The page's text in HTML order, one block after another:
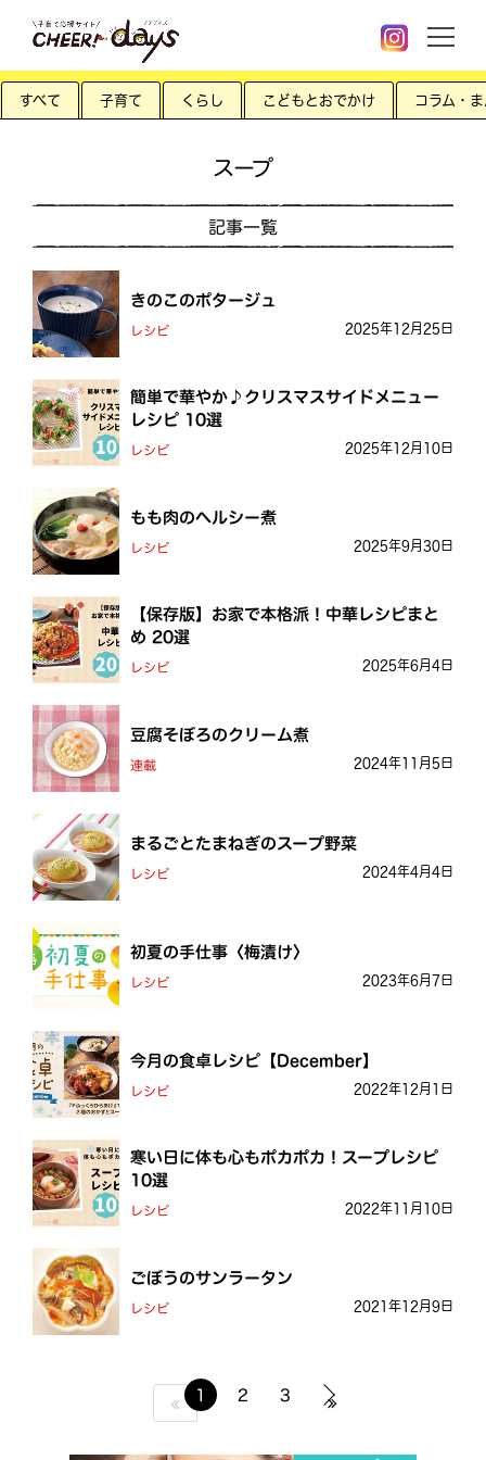
すべて 子育て くらし こどもとおでかけ コラム・
スープ
記事一覧
きのこのポタージュ
レシピ 2025年12月25日
簡単で華やか♪クリスマスサイドメニュー
レシピ 10選
レシピ 2025年12月10日
もも肉のヘルシー煮
レシピ 2025年9月30日
【保存版】お家で本格派！中華レシピまと
め 20選
レシピ 2025年6月4日
豆腐そぼろのクリーム煮
連載 2024年11月5日
まるごとたまねぎのスープ野菜
レシピ 2024年4月4日
初夏の手仕事〈梅漬け〉
レシピ 2023年6月7日
今月の食卓レシピ【December】
レシピ 2022年12月1日
寒い日に体も心もポカポカ！スープレシピ
10選
レシピ 2022年11月10日
ごぼうのサンラータン
レシピ 2021年12月9日
1 2 3